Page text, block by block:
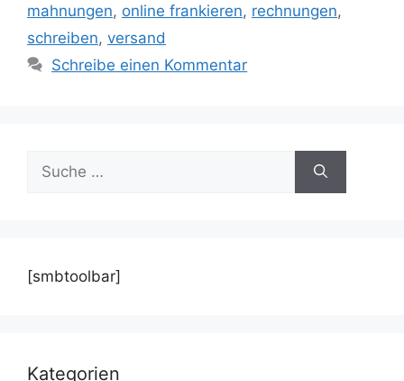
mahnungen, online frankieren, rechnungen,
schreiben, versand
Schreibe einen Kommentar
nach:
[smbtoolbar]
Kategorien